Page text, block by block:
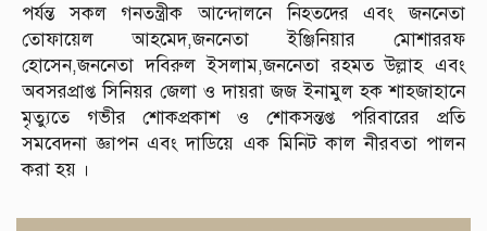
পর্যন্ত সকল গনতন্ত্রীক আন্দোলনে নিহতদের এবং জননেতা
তোফায়েল আহমেদ,জননেতা ইঞ্জিনিয়ার মোশাররফ
হোসেন,জননেতা দবিরুল ইসলাম,জননেতা রহমত উল্লাহ এবং
অবসরপ্রাপ্ত সিনিয়র জেলা ও দায়রা জজ ইনামুল হক শাহজাহানে
মৃত্যুতে গভীর শোকপ্রকাশ ও শোকসন্তপ্ত পরিবারের প্রতি
সমবেদনা জ্ঞাপন এবং দাডিয়ে এক মিনিট কাল নীরবতা পালন
করা হয় ।